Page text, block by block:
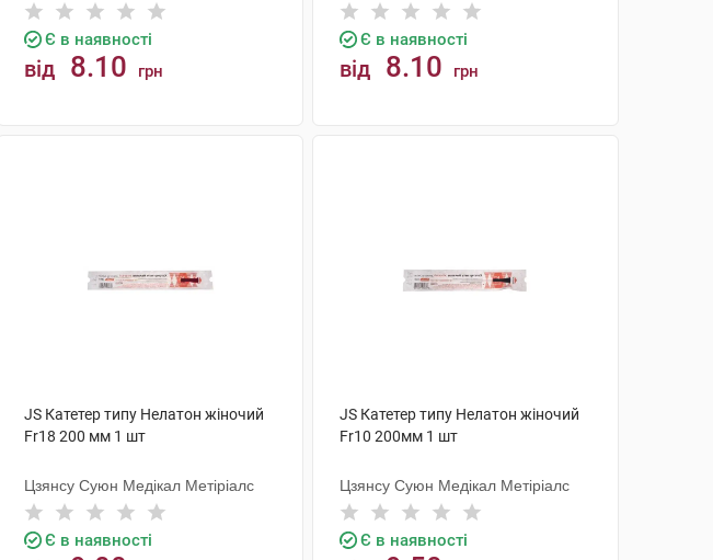
Є в наявності
від 8.10 грн
Є в наявності
від 8.10 грн
JS Катетер типу Нелатон жіночий
Fr18 200 мм 1 шт
Цзянсу Суюн Медікал Метіріалс
Є в наявності
JS Катетер типу Нелатон жіночий
Fr10 200мм 1 шт
Цзянсу Суюн Медікал Метіріалс
Є в наявності